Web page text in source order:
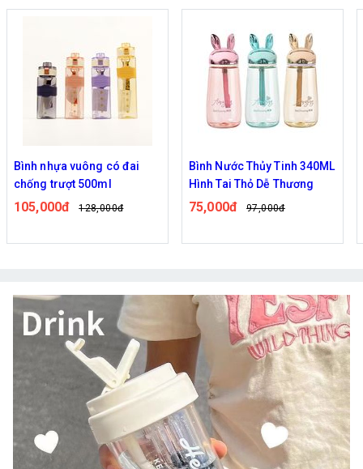
Bình Nước Thủy Tinh 340ML
Hình Tai Thỏ Dễ Thương
75,000đ 97,000đ
Bình Nước Silicon Họa Tiết
Rằn Ri Xếp Gọn 500ml
99,000đ 122,000đ